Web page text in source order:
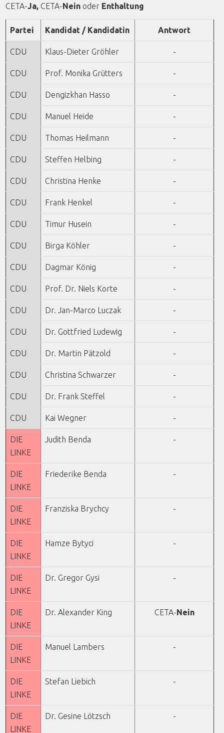
CETA-Ja, CETA-Nein oder Enthaltung
Partei Kandidat / Kandidatin Antwort
CDU Klaus-Dieter Gröhler -
CDU Prof. Monika Grütters -
CDU Dengizkhan Hasso -
CDU Manuel Heide -
CDU Thomas Heilmann -
CDU Steffen Helbing -
CDU Christina Henke -
CDU Frank Henkel -
CDU Timur Husein -
CDU Birga Köhler -
CDU Dagmar König -
CDU Prof. Dr. Niels Korte -
CDU Dr. Jan-Marco Luczak -
CDU Dr. Gottfried Ludewig -
CDU Dr. Martin Pätzold -
CDU Christina Schwarzer -
CDU Dr. Frank Steffel -
CDU Kai Wegner -
DIE
LINKE
Judith Benda -
DIE
LINKE
Friederike Benda -
DIE
LINKE
Franziska Brychcy -
DIE
LINKE
Hamze Bytyci -
DIE
LINKE
Dr. Gregor Gysi -
DIE
LINKE
Dr. Alexander King CETA-Nein
DIE
LINKE
Manuel Lambers -
DIE
LINKE
Stefan Liebich -
DIE
LINKE
Dr. Gesine Lötzsch -